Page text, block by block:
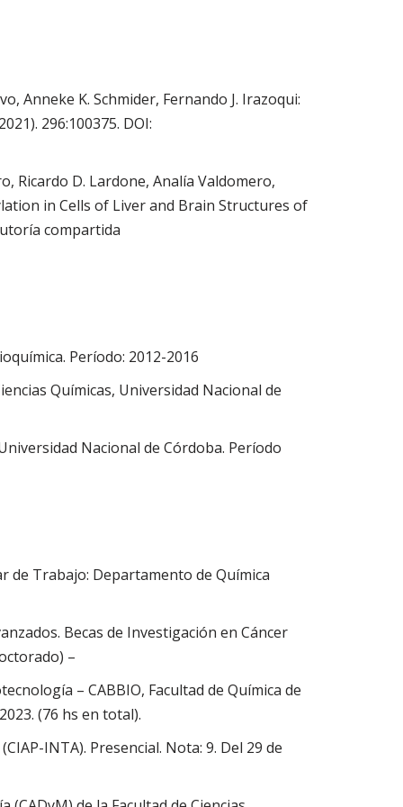
Anneke K. Schmider, Fernando J. Irazoqui:
296:100375. DOI:
Ricardo D. Lardone, Analía Valdomero,
in Cells of Liver and Brain Structures of
compartida
Período: 2012-2016
Químicas, Universidad Nacional de
Nacional de Córdoba. Período
de Trabajo: Departamento de Química
Becas de Investigación en Cáncer
–
– CABBIO, Facultad de Química de
(76 hs en total).
INTA). Presencial. Nota: 9. Del 29 de